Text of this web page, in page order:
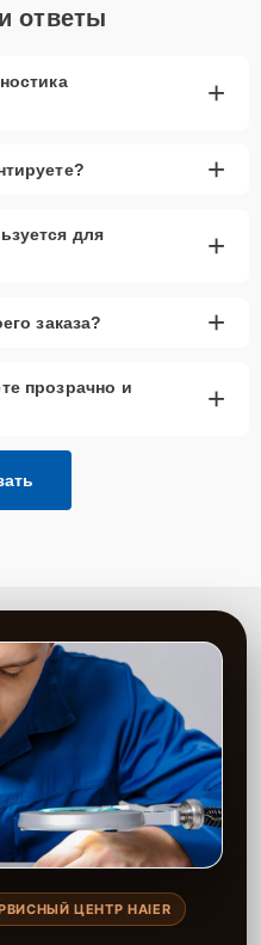
ответы
+
+
для
+
заказа? +
прозрачно и
+
ЦЕНТР HAIER